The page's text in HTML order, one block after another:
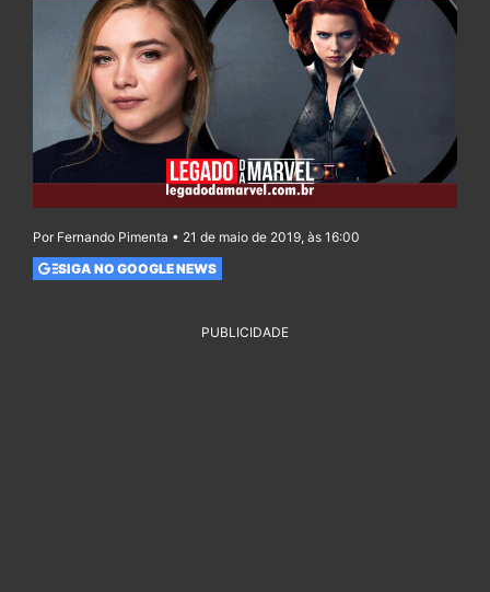
Por Fernando Pimenta • 21 de maio de 2019, às 16:00
SIGA NO GOOGLE NEWS
PUBLICIDADE